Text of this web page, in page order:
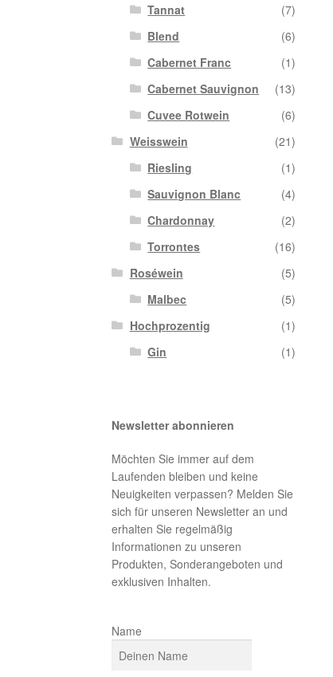
Tannat
(7)
Blend
(6)
Cabernet Franc
(1)
Cabernet Sauvignon
(13)
Cuvee Rotwein
(6)
Weisswein
(21)
Riesling
(1)
Sauvignon Blanc
(4)
Chardonnay
(2)
Torrontes
(16)
Roséwein
(5)
Malbec
(5)
Hochprozentig
(1)
Gin
(1)
Newsletter abonnieren
Möchten Sie immer auf dem
Laufenden bleiben und keine
Neuigkeiten verpassen? Melden Sie
sich für unseren Newsletter an und
erhalten Sie regelmäßig
Informationen zu unseren
Produkten, Sonderangeboten und
exklusiven Inhalten.
Name